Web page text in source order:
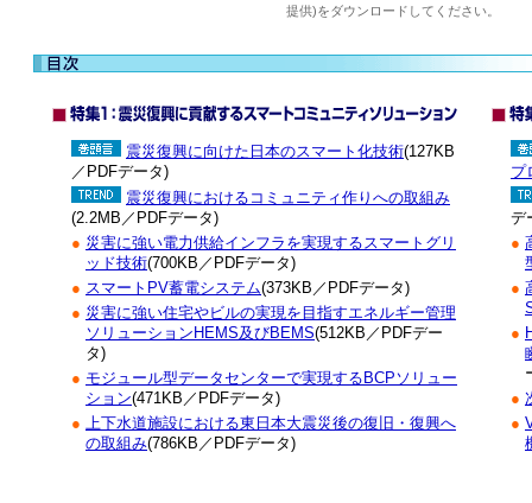
提供)をダウンロードしてください。
震災復興に向けた日本のスマート化技術(127KB
／PDFデータ)
震災復興におけるコミュニティ作りへの取組み
(2.2MB／PDFデータ)
● 災害に強い電力供給インフラを実現するスマートグリ
ッド技術(700KB／PDFデータ)
● スマートPV蓄電システム(373KB／PDFデータ)
● 災害に強い住宅やビルの実現を目指すエネルギー管理
ソリューションHEMS及びBEMS(512KB／PDFデー
タ)
● モジュール型データセンターで実現するBCPソリュー
ション(471KB／PDFデータ)
● 上下水道施設における東日本大震災後の復旧・復興へ
の取組み(786KB／PDFデータ)
プ
デ
●
●
●
●
●